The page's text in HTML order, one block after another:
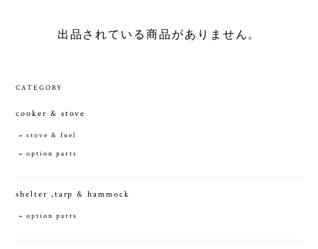
出品されている商品がありません。
CATEGORY
cooker & stove
stove & fuel
option parts
shelter ,tarp & hammock
option parts